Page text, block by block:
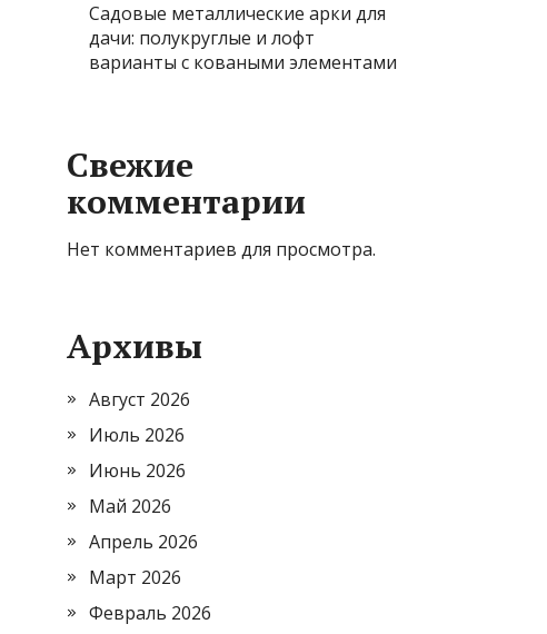
Садовые металлические арки для
дачи: полукруглые и лофт
варианты с коваными элементами
Свежие
комментарии
Нет комментариев для просмотра.
Архивы
Август 2026
Июль 2026
Июнь 2026
Май 2026
Апрель 2026
Март 2026
Февраль 2026